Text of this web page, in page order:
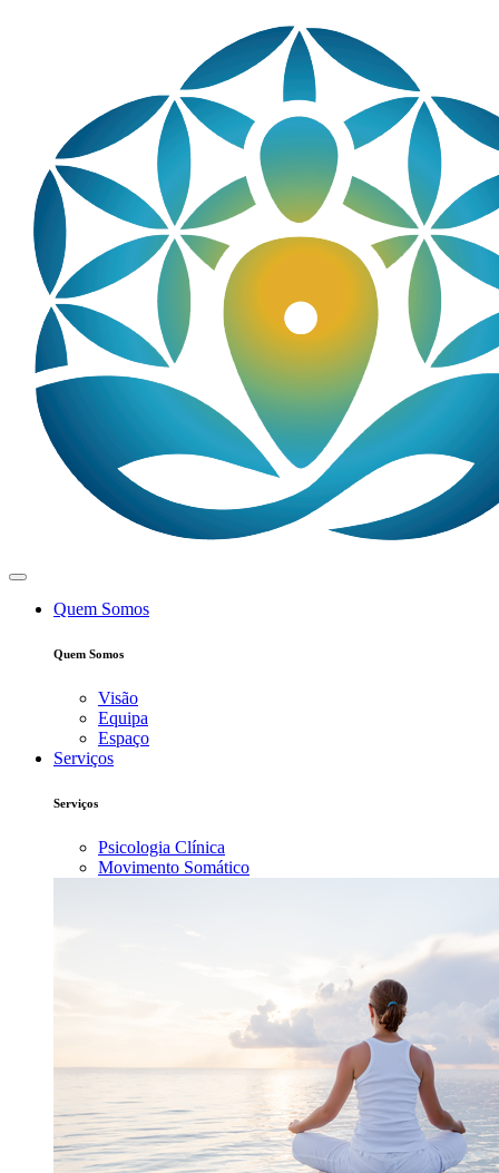
Quem Somos
Quem Somos
Visão
Equipa
Espaço
Serviços
Serviços
Psicologia Clínica
Movimento Somático